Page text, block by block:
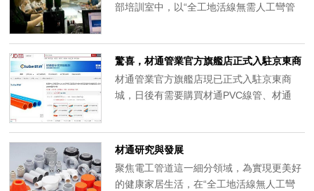
部培訓室中，以“全工地活線無需人工彎管
驚喜，材通管業官方旗艦店正式入駐京東商
城！
材通管業官方旗艦店現已正式入駐京東商
城，日後有需要購買材通PVC線管、材通
材通研究與發展
聚焦電工管道這一細分領域，為實現更美好
的健康家居生活，在“全工地活線無人工彎